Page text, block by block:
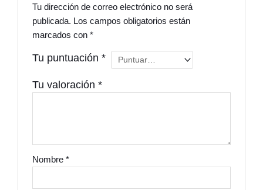
Tu dirección de correo electrónico no será
publicada. Los campos obligatorios están
marcados con*
Tu puntuación*
Tu valoración*
Nombre*